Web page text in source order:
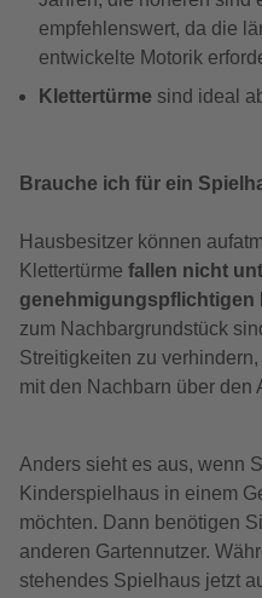
empfehlenswert, da die
entwickelte Motorik
Klettertürme sind ideal
Brauche ich für ein
Hausbesitzer können
Klettertürme fallen nicht
genehmigungspflichtigen
zum Nachbargrundstück
Streitigkeiten zu
mit den Nachbarn über den
Anders sieht es aus, wenn
Kinderspielhaus in einem
möchten. Dann benötigen
anderen Gartennutzer.
stehendes Spielhaus jetzt